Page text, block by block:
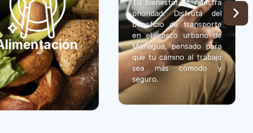
prioridad. Disfrutá del
beneficio de transporte
en el casco urbano de
Managua, pensado para
que tu camino al trabajo
sea más cómodo y
seguro.
Seguro de
vida